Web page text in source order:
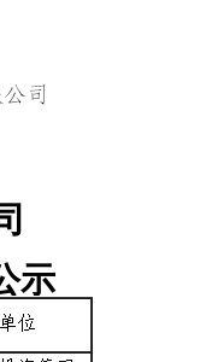
示